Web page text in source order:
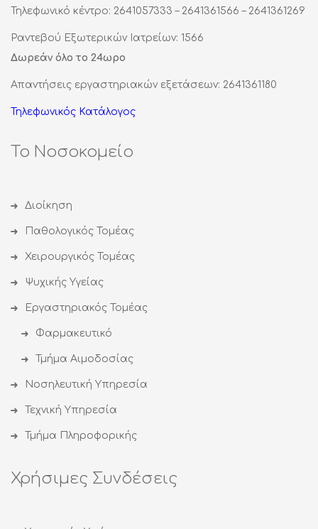
Τηλεφωνικό κέντρο: 2641057333 – 2641361566 – 2641361269
Ραντεβού Εξωτερικών Ιατρείων: 1566
Δωρεάν όλο το 24ωρο
Απαντήσεις εργαστηριακών εξετάσεων: 2641361180
Τηλεφωνικός Κατάλογος
Το Νοσοκομείο
Διοίκηση
Παθολογικός Τομέας
Χειρουργικός Τομέας
Ψυχικής Υγείας
Εργαστηριακός Τομέας
Φαρμακευτικό
Τμήμα Αιμοδοσίας
Νοσηλευτική Υπηρεσία
Τεχνική Υπηρεσία
Τμήμα Πληροφορικής
Χρήσιμες Συνδέσεις